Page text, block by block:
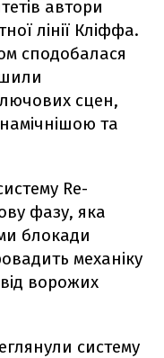
автори
лінії Кліффа.
сподобалася
сцен,
та
Re-
фазу, яка
блокади
механіку
ворожих
систему